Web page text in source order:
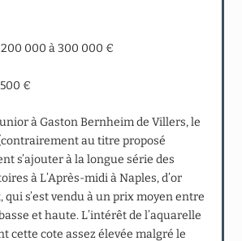
000 à 300 000 €
€
à Gaston Bernheim de Villers, le
au titre proposé
s’ajouter à la longue série des
à L’Après-midi à Naples, d’or
qui s’est vendu à un prix moyen entre
et haute. L’intérêt de l’aquarelle
cette cote assez élevée malgré le